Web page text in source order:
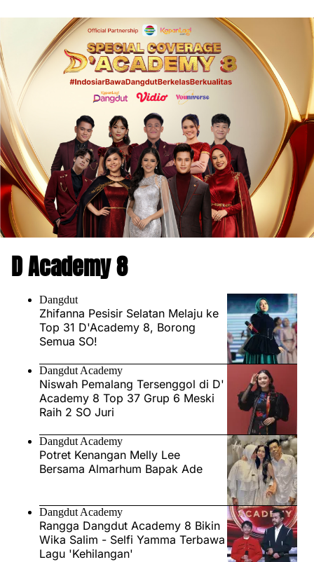
D Academy 8
Dangdut
Zhifanna Pesisir Selatan Melaju ke
Top 31 D'Academy 8, Borong
Semua SO!
Dangdut Academy
Niswah Pemalang Tersenggol di D'
Academy 8 Top 37 Grup 6 Meski
Raih 2 SO Juri
Dangdut Academy
Potret Kenangan Melly Lee
Bersama Almarhum Bapak Ade
Dangdut Academy
Rangga Dangdut Academy 8 Bikin
Wika Salim - Selfi Yamma Terbawa
Lagu 'Kehilangan'